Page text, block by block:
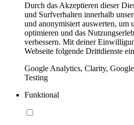
Durch das Akzeptieren dieser
und Surfverhalten innerhalb
und anonymisiert auswerten, um
optimieren und das
verbessern. Mit deiner
Webseite folgende Drittdienste
Google Analytics, Clarity,
Testing
Funktional